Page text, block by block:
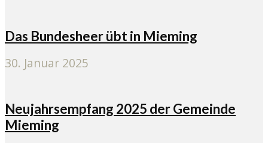
Das Bundesheer übt in Mieming
30. Januar 2025
Neujahrsempfang 2025 der Gemeinde
Mieming